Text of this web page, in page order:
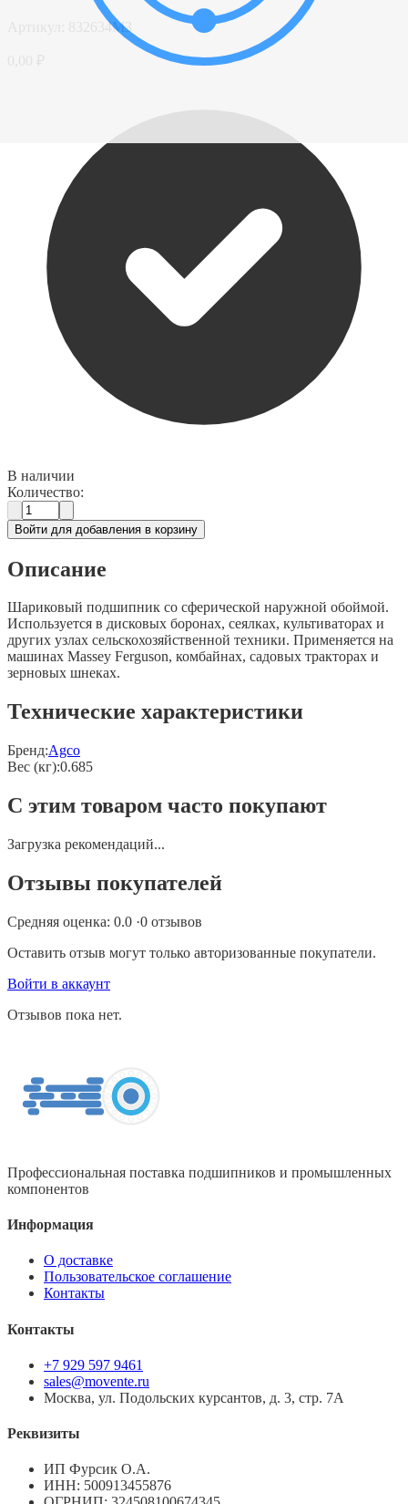
832634M3
В наличии
Количество:
Войти для добавления в корзину
Описание
Шариковый подшипник со сферической наружной обоймой.
Используется в дисковых боронах, сеялках, культиваторах и
других узлах сельскохозяйственной техники. Применяется на
машинах Massey Ferguson, комбайнах, садовых тракторах и
зерновых шнеках.
Технические характеристики
Бренд:Agco
Вес (кг):0.685
С этим товаром часто покупают
Загрузка рекомендаций...
Отзывы покупателей
Средняя оценка: 0.0 ·0 отзывов
Оставить отзыв могут только авторизованные покупатели.
Войти в аккаунт
Отзывов пока нет.
Профессиональная поставка подшипников и промышленных
компонентов
Информация
О доставке
Пользовательское соглашение
Контакты
Контакты
+7 929 597 9461
sales@movente.ru
Москва, ул. Подольских курсантов, д. 3, стр. 7А
Реквизиты
ИП Фурсик О.А.
ИНН: 500913455876